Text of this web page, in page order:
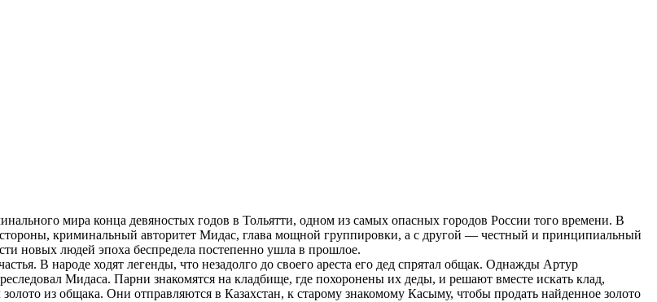
мира конца девяностых годов в Тольятти, одном из самых опасных городов России того времени. В
криминальный авторитет Мидас, глава мощной группировки, а с другой — честный и принципиальный
новых людей эпоха беспредела постепенно ушла в прошлое.
В народе ходят легенды, что незадолго до своего ареста его дед спрятал общак. Однажды Артур
Мидаса. Парни знакомятся на кладбище, где похоронены их деды, и решают вместе искать клад,
из общака. Они отправляются в Казахстан, к старому знакомому Касыму, чтобы продать найденное золото